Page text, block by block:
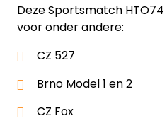
Deze Sportsmatch
voor onder andere:
CZ 527
Brno Model 1 en 2
CZ Fox